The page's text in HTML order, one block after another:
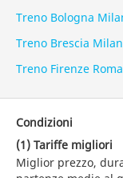
Treno Bologna
Treno Brescia
Treno Firenze Roma
Condizioni
(1) Tariffe migliori
Miglior prezzo,